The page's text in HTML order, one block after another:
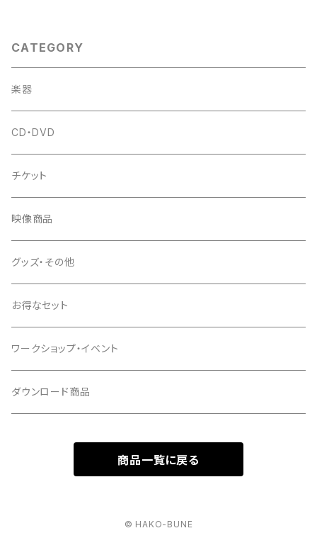
CATEGORY
楽器
CD・DVD
チケット
映像商品
グッズ・その他
お得なセット
ワークショップ・イベント
ダウンロード商品
商品一覧に戻る
© HAKO-BUNE